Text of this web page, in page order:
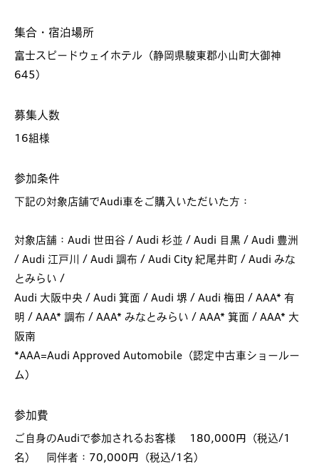
集合・宿泊場所
富士スピードウェイホテル（静岡県駿東郡小山町大御神
645）
募集人数
16組様
参加条件
下記の対象店舗でAudi車をご購入いただいた方：
対象店舗：Audi 世田谷 / Audi 杉並 / Audi 目黒 / Audi 豊洲
/ Audi 江戸川 / Audi 調布 / Audi City 紀尾井町 / Audi みな
とみらい /
Audi 大阪中央 / Audi 箕面 / Audi 堺 / Audi 梅田 / AAA* 有
明 / AAA* 調布 / AAA* みなとみらい / AAA* 箕面 / AAA* 大
阪南
*AAA=Audi Approved Automobile（認定中古車ショールー
ム）
参加費
ご自身のAudiで参加されるお客様 180,000円（税込/1
名） 同伴者：70,000円（税込/1名）